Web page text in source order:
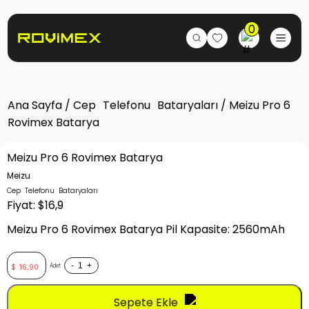
0
Ana Sayfa / Cep Telefonu Bataryaları / Meizu Pro 6
Rovimex Batarya
Meizu Pro 6 Rovimex Batarya
Meizu
Cep Telefonu Bataryaları
Fiyat: $16,9
Meizu Pro 6 Rovimex Batarya Pil Kapasite: 2560mAh
$ 16,90 Adet - +
Sepete Ekle